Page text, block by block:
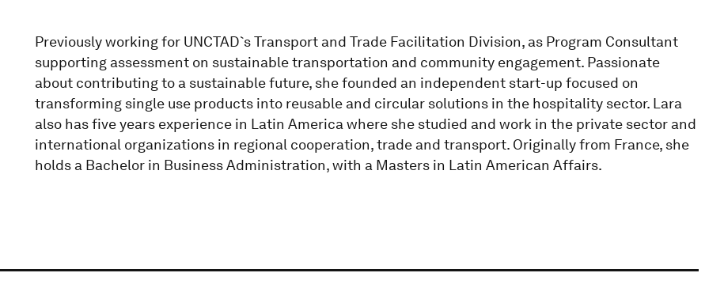
Previously working for UNCTAD`s Transport and Trade Facilitation Division, as Program Consultant
supporting assessment on sustainable transportation and community engagement. Passionate
about contributing to a sustainable future, she founded an independent start-up focused on
transforming single use products into reusable and circular solutions in the hospitality sector. Lara
also has five years experience in Latin America where she studied and work in the private sector and
international organizations in regional cooperation, trade and transport. Originally from France, she
holds a Bachelor in Business Administration, with a Masters in Latin American Affairs.